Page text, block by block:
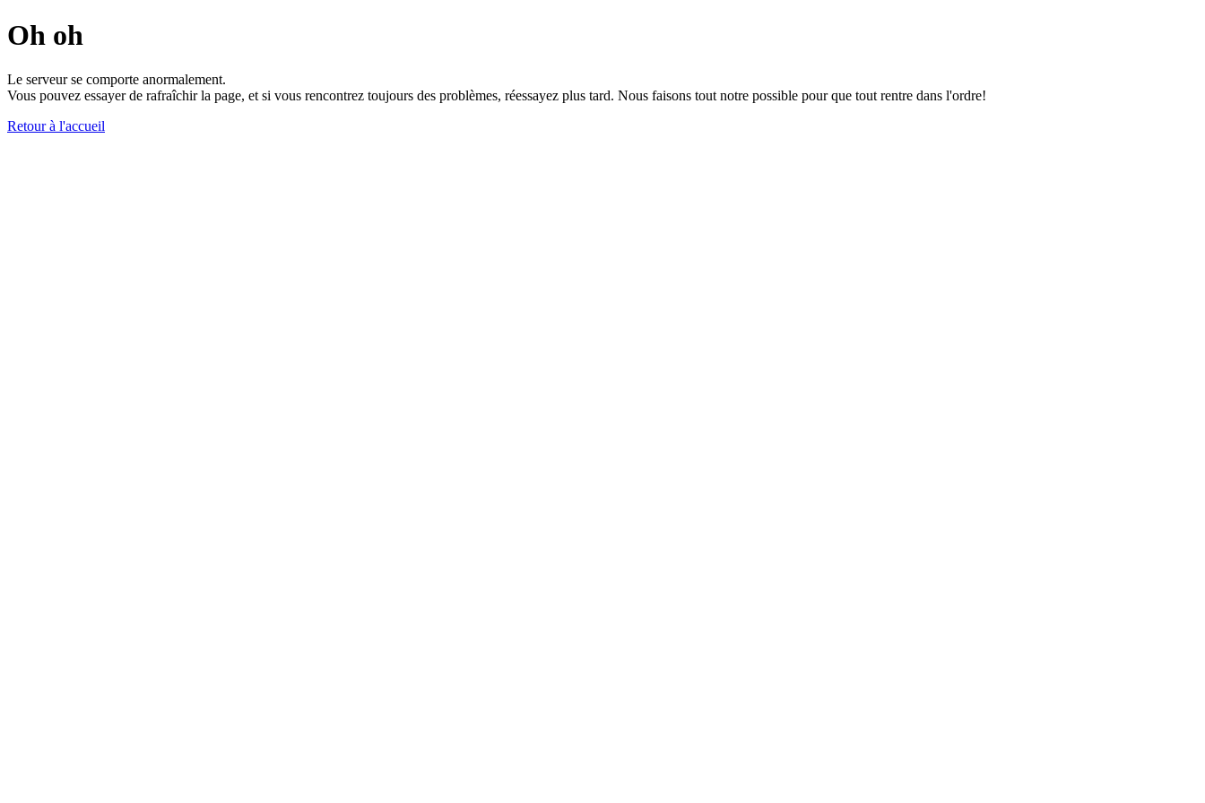
Oh oh
Le serveur se comporte anormalement.
Vous pouvez essayer de rafraîchir la page, et si vous rencontrez toujours des problèmes, réessayez plus tard. Nous faisons tout notre possible pour que tout rentre dans l'ordre!
Retour à l'accueil